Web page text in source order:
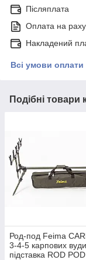
Післяплата
Оплата на
Накладений
Всі умови оплати
Подібні товари
Род-под Feima
3-4-5 карпових
підставка ROD POD